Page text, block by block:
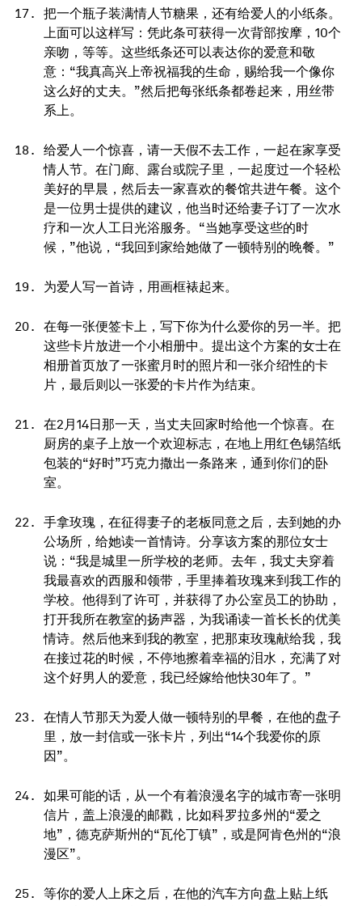
把一个瓶子装满情人节糖果，还有给爱人的小纸条。
上面可以这样写：凭此条可获得一次背部按摩，10个
亲吻，等等。这些纸条还可以表达你的爱意和敬
意：“我真高兴上帝祝福我的生命，赐给我一个像你
这么好的丈夫。”然后把每张纸条都卷起来，用丝带
系上。
给爱人一个惊喜，请一天假不去工作，一起在家享受
情人节。在门廊、露台或院子里，一起度过一个轻松
美好的早晨，然后去一家喜欢的餐馆共进午餐。这个
是一位男士提供的建议，他当时还给妻子订了一次水
疗和一次人工日光浴服务。“当她享受这些的时
候，”他说，“我回到家给她做了一顿特别的晚餐。”
为爱人写一首诗，用画框裱起来。
在每一张便签卡上，写下你为什么爱你的另一半。把
这些卡片放进一个小相册中。提出这个方案的女士在
相册首页放了一张蜜月时的照片和一张介绍性的卡
片，最后则以一张爱的卡片作为结束。
在2月14日那一天，当丈夫回家时给他一个惊喜。在
厨房的桌子上放一个欢迎标志，在地上用红色锡箔纸
包装的“好时”巧克力撒出一条路来，通到你们的卧
室。
手拿玫瑰，在征得妻子的老板同意之后，去到她的办
公场所，给她读一首情诗。分享该方案的那位女士
说：“我是城里一所学校的老师。去年，我丈夫穿着
我最喜欢的西服和领带，手里捧着玫瑰来到我工作的
学校。他得到了许可，并获得了办公室员工的协助，
打开我所在教室的扬声器，为我诵读一首长长的优美
情诗。然后他来到我的教室，把那束玫瑰献给我，我
在接过花的时候，不停地擦着幸福的泪水，充满了对
这个好男人的爱意，我已经嫁给他快30年了。”
在情人节那天为爱人做一顿特别的早餐，在他的盘子
里，放一封信或一张卡片，列出“14个我爱你的原
因”。
如果可能的话，从一个有着浪漫名字的城市寄一张明
信片，盖上浪漫的邮戳，比如科罗拉多州的“爱之
地”，德克萨斯州的“瓦伦丁镇”，或是阿肯色州的“浪
漫区”。
等你的爱人上床之后，在他的汽车方向盘上贴上纸